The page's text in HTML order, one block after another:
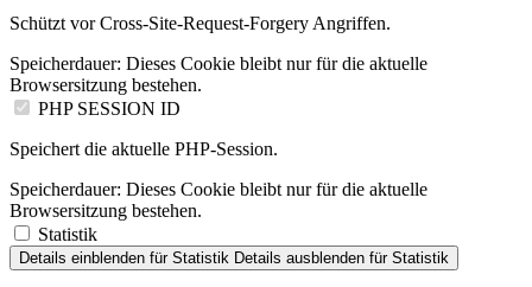
Schützt vor Cross-Site-Request-Forgery Angriffen.
Speicherdauer: Dieses Cookie bleibt nur für die aktuelle
Browsersitzung bestehen.
PHP SESSION ID
Speichert die aktuelle PHP-Session.
Speicherdauer: Dieses Cookie bleibt nur für die aktuelle
Browsersitzung bestehen.
Statistik
Details einblenden für Statistik Details ausblenden für Statistik